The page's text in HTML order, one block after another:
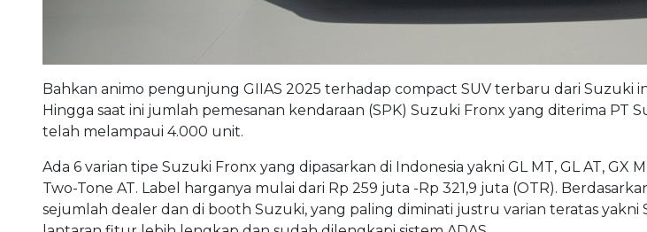
Bahkan animo pengunjung GIIAS 2025 terhadap compact SUV terbaru dari Suzuki
Hingga saat ini jumlah pemesanan kendaraan (SPK) Suzuki Fronx yang diterima PT
telah melampaui 4.000 unit.
Ada 6 varian tipe Suzuki Fronx yang dipasarkan di Indonesia yakni GL MT, GL AT, GX
Two-Tone AT. Label harganya mulai dari Rp 259 juta -Rp 321,9 juta (OTR).
sejumlah dealer dan di booth Suzuki, yang paling diminati justru varian teratas yakni